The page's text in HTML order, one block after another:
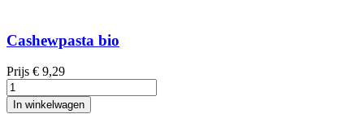
Cashewpasta bio
Prijs € 9,29
In winkelwagen